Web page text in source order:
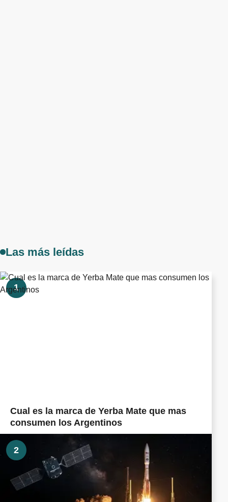
Las más leídas
1
Cual es la marca de Yerba Mate que mas
consumen los Argentinos
2